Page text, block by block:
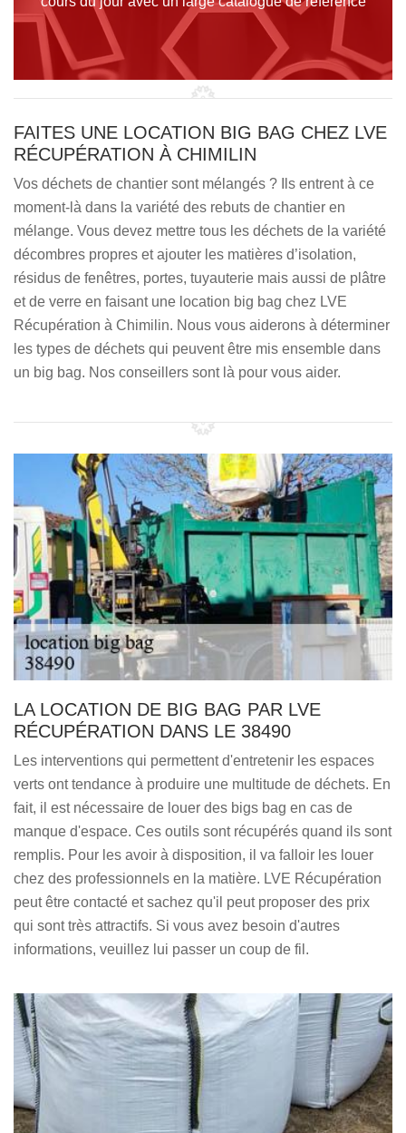
FAITES UNE LOCATION BIG BAG CHEZ LVE
RÉCUPÉRATION À CHIMILIN
Vos déchets de chantier sont mélangés ? Ils entrent à ce
moment-là dans la variété des rebuts de chantier en
mélange. Vous devez mettre tous les déchets de la variété
décombres propres et ajouter les matières d’isolation,
résidus de fenêtres, portes, tuyauterie mais aussi de plâtre
et de verre en faisant une location big bag chez LVE
Récupération à Chimilin. Nous vous aiderons à déterminer
les types de déchets qui peuvent être mis ensemble dans
un big bag. Nos conseillers sont là pour vous aider.
LA LOCATION DE BIG BAG PAR LVE
RÉCUPÉRATION DANS LE 38490
Les interventions qui permettent d'entretenir les espaces
verts ont tendance à produire une multitude de déchets. En
fait, il est nécessaire de louer des bigs bag en cas de
manque d'espace. Ces outils sont récupérés quand ils sont
remplis. Pour les avoir à disposition, il va falloir les louer
chez des professionnels en la matière. LVE Récupération
peut être contacté et sachez qu'il peut proposer des prix
qui sont très attractifs. Si vous avez besoin d'autres
informations, veuillez lui passer un coup de fil.